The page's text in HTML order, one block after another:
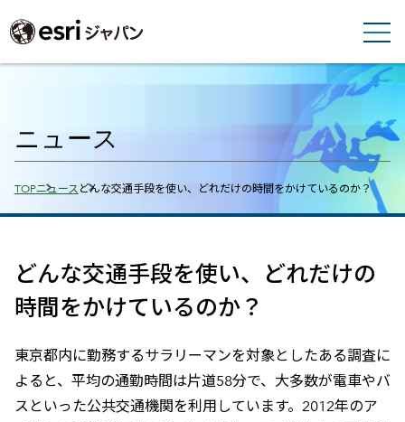
ニュース
Breadcrumbs
TOPニュース どんな交通手段を使い、どれだけの時間をかけているのか？
どんな交通手段を使い、どれだけの
時間をかけているのか？
東京都内に勤務するサラリーマンを対象としたある調査に
よると、平均の通勤時間は片道58分で、大多数が電車やバ
スといった公共交通機関を利用しています。2012年のア